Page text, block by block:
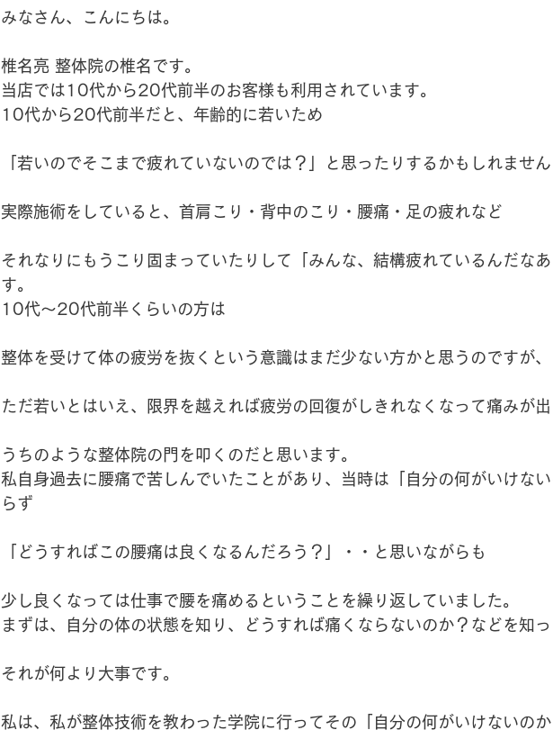
みなさん、こんにちは。
椎名亮 整体院の椎名です。
当店では10代から20代前半のお客様も利用されています。
10代から20代前半だと、年齢的に若いため
「若いのでそこまで疲れていないのでは？」と思ったりするかもしれませ
実際施術をしていると、首肩こり・背中のこり・腰痛・足の疲れなど
それなりにもうこり固まっていたりして「みんな、結構疲れているんだな
す。
10代～20代前半くらいの方は
整体を受けて体の疲労を抜くという意識はまだ少ない方かと思うのですが、
ただ若いとはいえ、限界を越えれば疲労の回復がしきれなくなって痛みが
うちのような整体院の門を叩くのだと思います。
私自身過去に腰痛で苦しんでいたことがあり、当時は「自分の何がいけな
らず
「どうすればこの腰痛は良くなるんだろう？」・・と思いながらも
少し良くなっては仕事で腰を痛めるということを繰り返していました。
まずは、自分の体の状態を知り、どうすれば痛くならないのか？などを知
それが何より大事です。
私は、私が整体技術を教わった学院に行ってその「自分の何がいけないの